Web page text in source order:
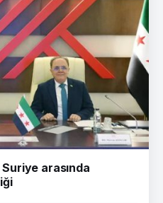
arasında